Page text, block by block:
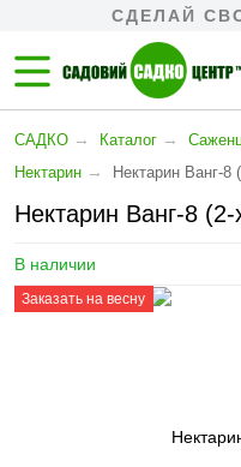
СДЕЛАЙ
САДКО → Каталог →
Нектарин → Нектарин Ванг-8
Нектарин Ванг-8 (2-
В наличии
Заказать на весну